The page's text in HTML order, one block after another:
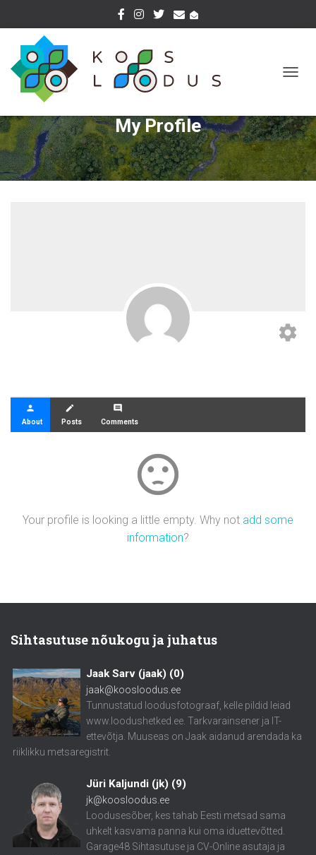
G
L
E
N
My Profile
settings
person
About
create
Posts
comment
Comments
sentiment_dissatisfied
Your profile is looking a little empty. Why not add some
information?
Sihtasutuse nõukogu ja juhatus
Jaak Sarv (jaak) (0)
jaak@koosloodus.ee
Tunnustatud loodusfotograaf, kelle pildid leiad
www.loodushetked.ee. Tarkvarainsener ja IT-
ettevõtja. Muuseas on Jaak aidanud arendada ka
riiklikku metsaregistrit.
Jüri Kaljundi (jk) (9)
jk@koosloodus.ee
Loodusesõber, kes tahab Eesti metsad sama
uhkelt kasvama panna kui oma iduettevõtted.
Garage48 Sihtasutuse ja CV-Online asutaja ja